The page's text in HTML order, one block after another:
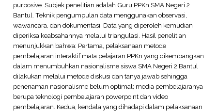
purposive. Subjek penelitian adalah Guru PPKn SMA Negeri 2
Bantul. Teknik pengumpulan data menggunakan observasi,
wawancara, dan dokumentasi. Data yang diperoleh kemudian
diperiksa keabsahannya melalui triangulasi. Hasil penelitian
menunjukkan bahwa: Pertama, pelaksanaan metode
pembelajaran interaktif mata pelajaran PPKn yang dikembangkan
dalam menumbuhkan nasionalisme siswa SMA Negeri 2 Bantul
dilakukan melalui metode diskusi dan tanya jawab sehingga
penenaman nasionalisme belum optimal; media pembelajaranya
berupa teknologi pembelajaran powerpoint dan video
pembelajaran. Kedua, kendala yang dihadapi dalam pelaksanaan